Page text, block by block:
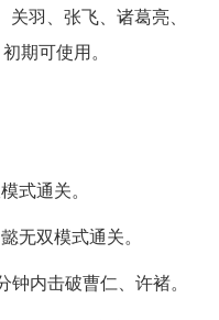
羽、张飞、诸葛亮、
期可使用。
式通关。
无双模式通关。
内击破曹仁、许褚。